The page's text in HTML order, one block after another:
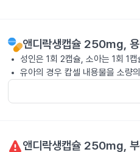
앤디락생캡슐 250mg,
성인은 1회 2캡슐, 소아는 1회 1
유아의 경우 캅셀 내용물을 소량
앤디락생캡슐 250mg,